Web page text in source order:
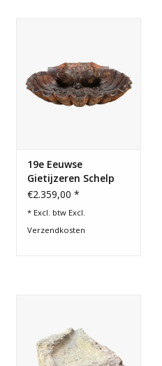
19e Eeuwse
Gietijzeren Schelp
Fontein met
€2.359,00 *
* Excl. btw Excl.
Verzendkosten